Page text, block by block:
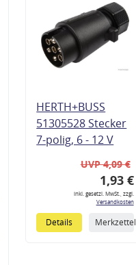
HERTH+BUSS
51305528 Stecker
7-polig, 6 - 12 V
UVP 4,09 €
1,93 €
inkl. gesetzl. MwSt., zzgl.
Versandkosten
Details Merkzettel